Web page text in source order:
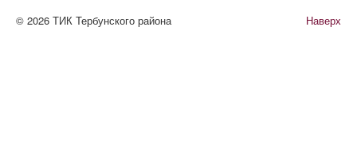
Наверх
© 2026 ТИК Тербунского района